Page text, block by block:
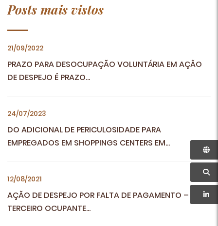
Posts mais vistos
21/09/2022
PRAZO PARA DESOCUPAÇÃO VOLUNTÁRIA EM AÇÃO
DE DESPEJO É PRAZO...
24/07/2023
DO ADICIONAL DE PERICULOSIDADE PARA
EMPREGADOS EM SHOPPINGS CENTERS EM...
12/08/2021
AÇÃO DE DESPEJO POR FALTA DE PAGAMENTO –
TERCEIRO OCUPANTE...